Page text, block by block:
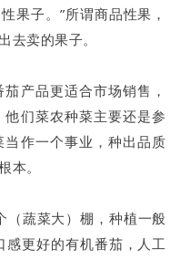
果子。”所谓商品性果，
去卖的果子。
产品更适合市场销售，
们菜农种菜主要还是参
作一个事业，种出品质
本。
（蔬菜大）棚，种植一般
更好的有机番茄，人工